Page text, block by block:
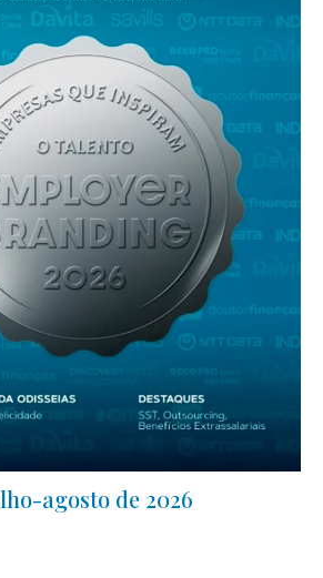
agosto de 2026